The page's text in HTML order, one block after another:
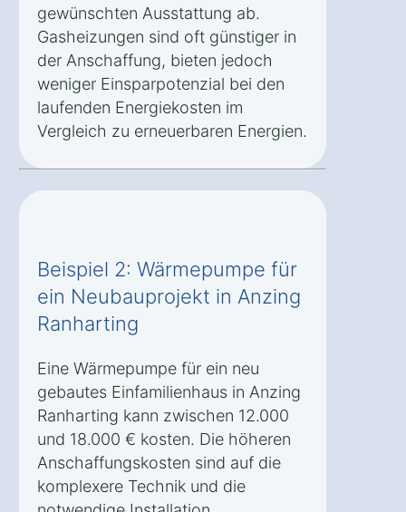
gewünschten Ausstattung ab.
Gasheizungen sind oft günstiger in
der Anschaffung, bieten jedoch
weniger Einsparpotenzial bei den
laufenden Energiekosten im
Vergleich zu erneuerbaren Energien.
Beispiel 2: Wärmepumpe für
ein Neubauprojekt in Anzing
Ranharting
Eine Wärmepumpe für ein neu
gebautes Einfamilienhaus in Anzing
Ranharting kann zwischen 12.000
und 18.000 € kosten. Die höheren
Anschaffungskosten sind auf die
komplexere Technik und die